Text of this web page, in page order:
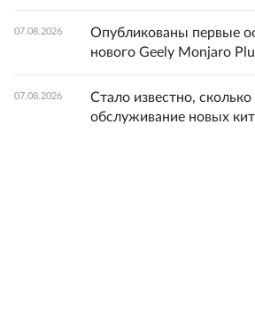
07.08.2026
Опубликованы первые
нового Geely Monjaro
07.08.2026
Стало известно,
обслуживание новых